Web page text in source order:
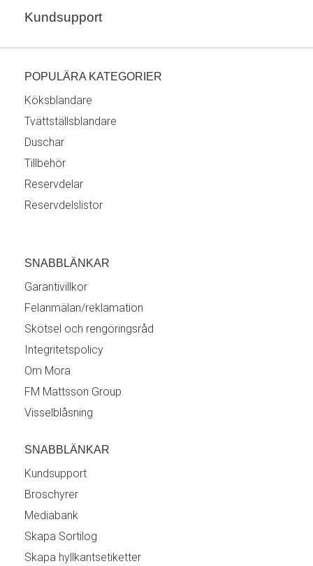
Kundsupport
POPULÄRA KATEGORIER
Köksblandare
Tvättställsblandare
Duschar
Tillbehör
Reservdelar
Reservdelslistor
SNABBLÄNKAR
Garantivillkor
Felanmälan/reklamation
Skötsel och rengöringsråd
Integritetspolicy
Om Mora
FM Mattsson Group
Visselblåsning
SNABBLÄNKAR
Kundsupport
Broschyrer
Mediabank
Skapa Sortilog
Skapa hyllkantsetiketter